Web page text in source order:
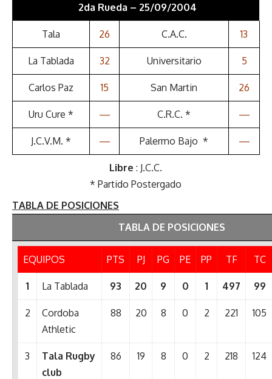
2da Rueda – 25/09/2004
Tala 26 C.A.C. 13
La Tablada 32 Universitario 5
Carlos Paz 15 San Martin 26
Uru Cure * — C.R.C. * —
J.C.V.M. * — Palermo Bajo * —
Libre : J.C.C.
* Partido Postergado
TABLA DE POSICIONES
TABLA DE POSICIONES
EQUIPOS PTS PJ PG PE PP TF TC
1 La Tablada 93 20 9 0 1 497 99
2
Cordoba
Athletic
88 20 8 0 2 221 105
3
Tala Rugby
club
86 19 8 0 2 218 124